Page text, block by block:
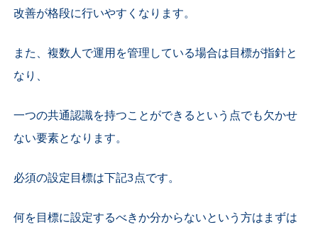
改善が格段に行いやすくなります。
また、複数人で運用を管理している場合は目標が指針と
なり、
一つの共通認識を持つことができるという点でも欠かせ
ない要素となります。
必須の設定目標は下記3点です。
何を目標に設定するべきか分からないという方はまずは